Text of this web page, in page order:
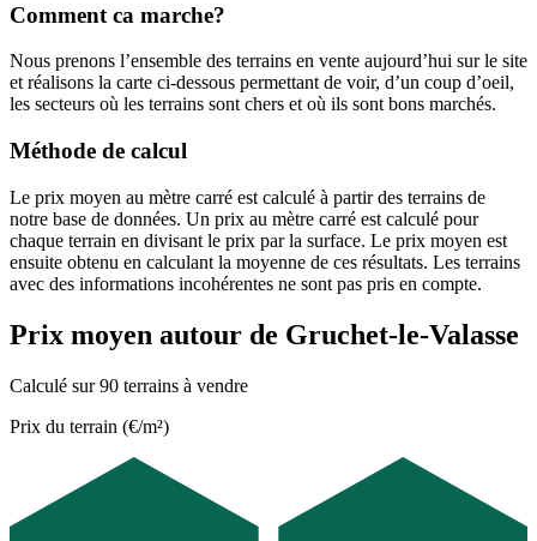
Comment ca marche?
Nous prenons l’ensemble des terrains en vente aujourd’hui sur le site
et réalisons la carte ci-dessous permettant de voir, d’un coup d’oeil,
les secteurs où les terrains sont chers et où ils sont bons marchés.
Méthode de calcul
Le prix moyen au mètre carré est calculé à partir des terrains de
notre base de données. Un prix au mètre carré est calculé pour
chaque terrain en divisant le prix par la surface. Le prix moyen est
ensuite obtenu en calculant la moyenne de ces résultats. Les terrains
avec des informations incohérentes ne sont pas pris en compte.
Prix moyen autour de Gruchet-le-Valasse
Calculé sur 90 terrains à vendre
Prix du terrain (€/m²)